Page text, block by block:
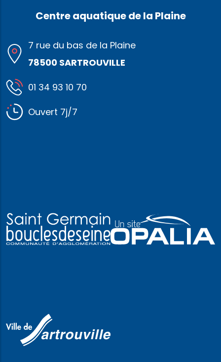
Centre aquatique de la Plaine
7 rue du bas de la Plaine
78500 SARTROUVILLE
01 34 93 10 70
Ouvert 7j/7